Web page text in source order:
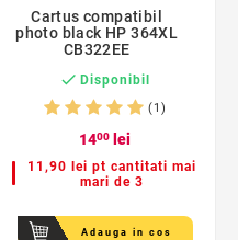
Cartus compatibil
photo black HP 364XL
CB322EE
 Disponibil
(1)
1400 lei
11,90 lei pt cantitati mai
mari de 3
Adauga in cos